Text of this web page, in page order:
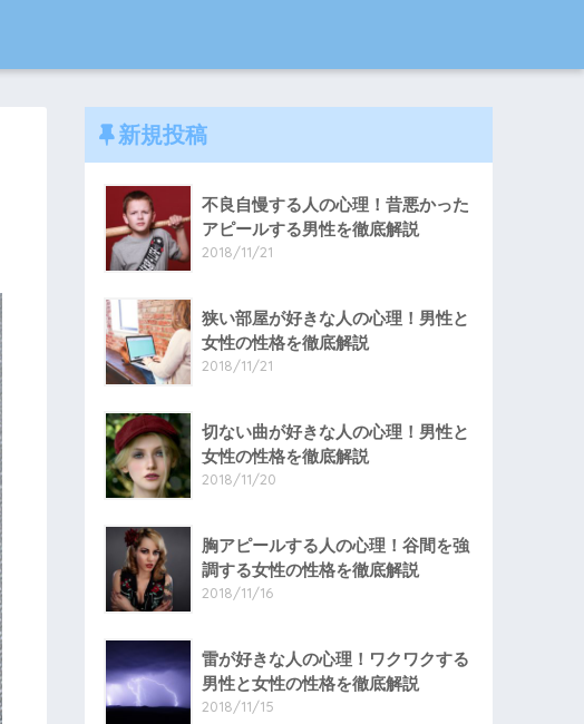
新規投稿
不良自慢する人の心理！昔悪かった
アピールする男性を徹底解説
2018/11/21
狭い部屋が好きな人の心理！男性と
女性の性格を徹底解説
2018/11/21
切ない曲が好きな人の心理！男性と
女性の性格を徹底解説
2018/11/20
胸アピールする人の心理！谷間を強
調する女性の性格を徹底解説
2018/11/16
雷が好きな人の心理！ワクワクする
男性と女性の性格を徹底解説
2018/11/15